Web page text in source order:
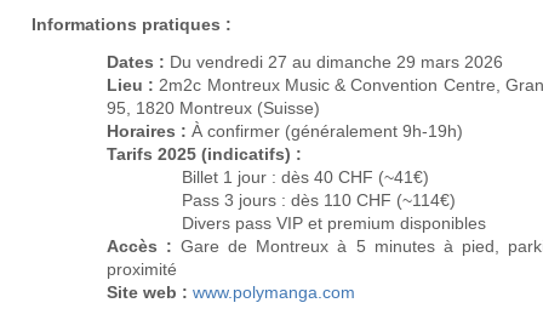
Informations pratiques :
Dates : Du vendredi 27 au dimanche 29 mars 2026
Lieu : 2m2c Montreux Music & Convention Centre,
95, 1820 Montreux (Suisse)
Horaires : À confirmer (généralement 9h-19h)
Tarifs 2025 (indicatifs) :
Billet 1 jour : dès 40 CHF (~41€)
Pass 3 jours : dès 110 CHF (~114€)
Divers pass VIP et premium disponibles
Accès : Gare de Montreux à 5 minutes à pied,
proximité
Site web : www.polymanga.com